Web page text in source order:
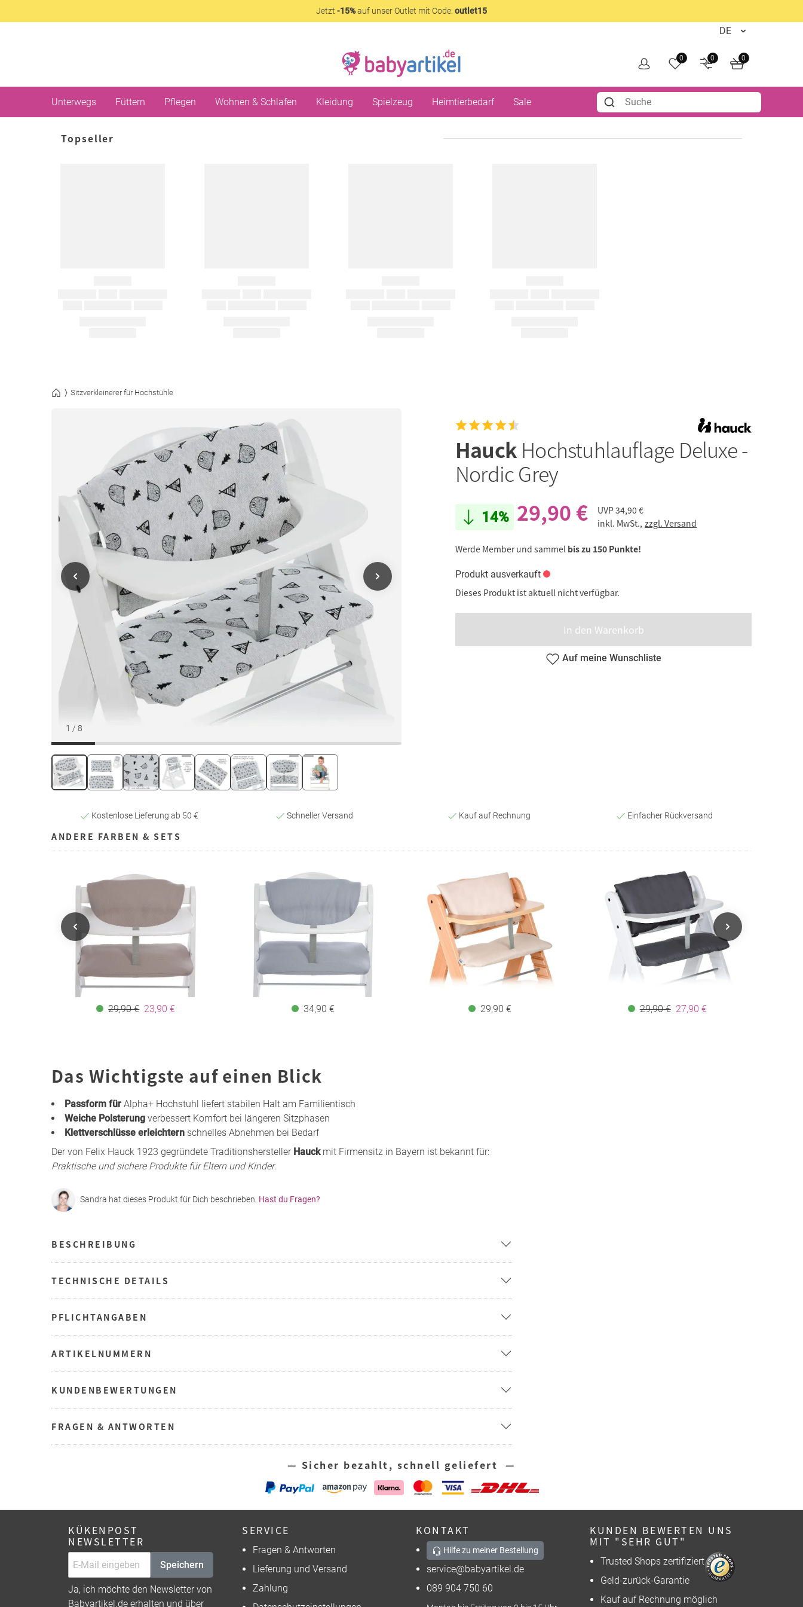
Jetzt -15%auf unser Outlet mit Code: outlet15
0 0 0
Unterwegs Füttern Pflegen Wohnen & Schlafen Kleidung Spielzeug Heimtierbedarf Sale
Topseller
Sitzverkleinerer für Hochstühle
1 / 8
Hauck Hochstuhlauflage Deluxe -
Nordic Grey
14% 29,90 € UVP34,90 €
inkl. MwSt., zzgl. Versand
Werde Member und sammel bis zu 150 Punkte!
Produkt ausverkauft
Dieses Produkt ist aktuell nicht verfügbar.
In den Warenkorb
Auf meine Wunschliste
Kostenlose Lieferung ab 50 € Schneller Versand Kauf auf Rechnung Einfacher Rückversand
ANDERE FARBEN & SETS
29,90 € 23,90 € 34,90 € 29,90 € 29,90 € 27,90 €
Das Wichtigste auf einen Blick
Passform für Alpha+ Hochstuhl liefert stabilen Halt am Familientisch
Weiche Polsterung verbessert Komfort bei längeren Sitzphasen
Klettverschlüsse erleichtern schnelles Abnehmen bei Bedarf
Der von Felix Hauck 1923 gegründete Traditionshersteller Hauckmit Firmensitz in Bayern ist bekannt für:
Praktische und sichere Produkte für Eltern und Kinder.
Sandra hat dieses Produkt für Dich beschrieben. Hast du Fragen?
BESCHREIBUNG
TECHNISCHE DETAILS
PFLICHTANGABEN
ARTIKELNUMMERN
KUNDENBEWERTUNGEN
FRAGEN & ANTWORTEN
— Sicher bezahlt, schnell geliefert —
KÜKENPOST
NEWSLETTER
Speichern
Ja, ich möchte den Newsletter von
Babyartikel.de erhalten und über
SERVICE
Fragen & Antworten
Lieferung und Versand
Zahlung
KONTAKT
Hilfe zu meiner Bestellung
service@babyartikel.de
089 904 750 60
KUNDEN BEWERTEN UNS
MIT "SEHR GUT"
Trusted Shops zertifiziert
Geld-zurück-Garantie
Kauf auf Rechnung möglich